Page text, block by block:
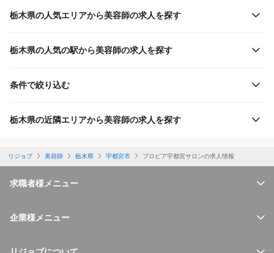
栃木県の人気エリアから美容師の求人を探す
栃木県の人気の駅から美容師の求人を探す
条件で絞り込む
栃木県の近隣エリアから美容師の求人を探す
リジョブ 美容師 栃木県 宇都宮市 プロピア宇都宮サロンの求人情報
求職者様メニュー
企業様メニュー